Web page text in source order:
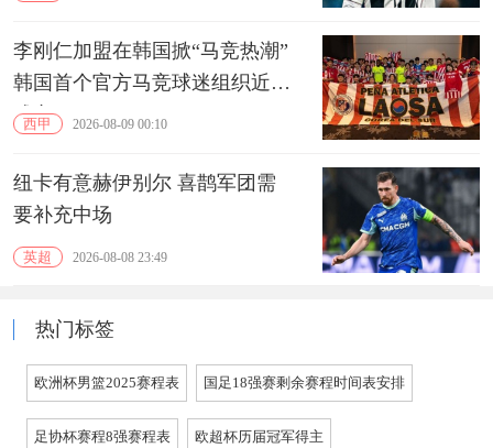
李刚仁加盟在韩国掀“马竞热潮”
韩国首个官方马竞球迷组织近期
成立
西甲 2026-08-09 00:10
纽卡有意赫伊别尔 喜鹊军团需
要补充中场
英超 2026-08-08 23:49
热门标签
欧洲杯男篮2025赛程表 国足18强赛剩余赛程时间表安排
足协杯赛程8强赛程表 欧超杯历届冠军得主